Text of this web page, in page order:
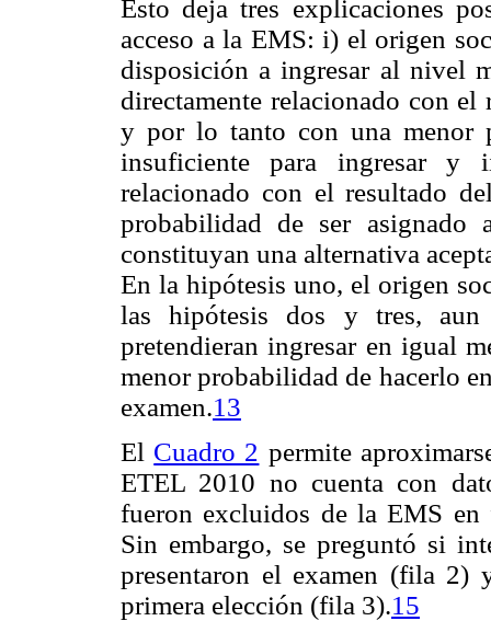
Esto deja tres explicaciones
acceso a la EMS: i) el origen
disposición a ingresar al nivel
directamente relacionado con
y por lo tanto con una menor
insuficiente para ingresar y
relacionado con el resultado
probabilidad de ser asignado
constituyan una alternativa
En la hipótesis uno, el origen
las hipótesis dos y tres,
pretendieran ingresar en igual
menor probabilidad de hacerlo
examen.13
El Cuadro 2 permite
ETEL 2010 no cuenta con
fueron excluidos de la EMS en
Sin embargo, se preguntó si
presentaron el examen (fila 2)
primera elección (fila 3).15